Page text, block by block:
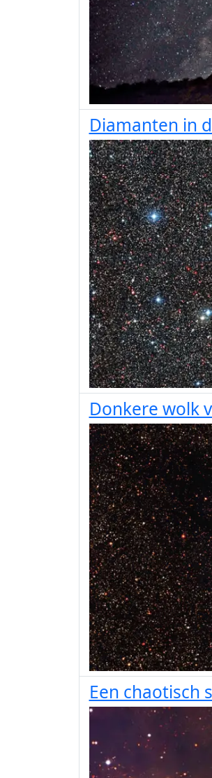
Diamanten in
Donkere wolk
Een chaotisch